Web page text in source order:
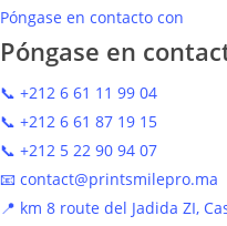
Póngase en contacto con
Póngase en
📞 +212 6 61 11 99 04
📞 +212 6 61 87 19 15
📞 +212 5 22 90 94 07
📧 contact@printsmilepro.ma
📍 km 8 route del Jadida ZI,